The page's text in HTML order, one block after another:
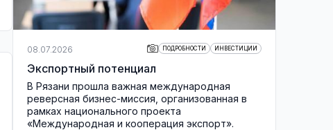
08.07.2026 ПОДРОБНОСТИ ИНВЕСТИЦИИ
Экспортный потенциал
В Рязани прошла важная международная
реверсная бизнес-миссия, организованная в
рамках национального проекта
«Международная и кооперация экспорт».